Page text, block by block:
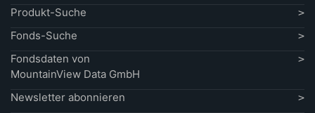
Produkt-Suche
Fonds-Suche
Fondsdaten von
MountainView Data GmbH
Newsletter abonnieren